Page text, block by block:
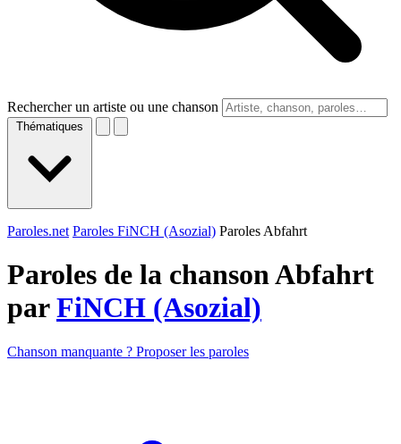
Rechercher un artiste ou une chanson
Thématiques
Paroles.net Paroles FiNCH (Asozial) Paroles Abfahrt
Paroles de la chanson Abfahrt
parFiNCH (Asozial)
Chanson manquante ? Proposer les paroles